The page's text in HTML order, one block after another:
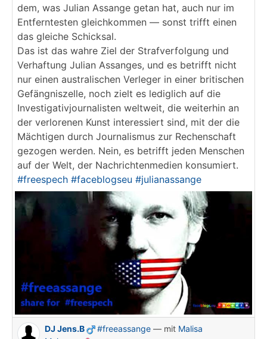
dem, was Julian Assange getan hat, auch nur im
Entferntesten gleichkommen — sonst trifft einen
das gleiche Schicksal.
Das ist das wahre Ziel der Strafverfolgung und
Verhaftung Julian Assanges, und es betrifft nicht
nur einen australischen Verleger in einer britischen
Gefängniszelle, noch zielt es lediglich auf die
Investigativjournalisten weltweit, die weiterhin an
der verlorenen Kunst interessiert sind, mit der die
Mächtigen durch Journalismus zur Rechenschaft
gezogen werden. Nein, es betrifft jeden Menschen
auf der Welt, der Nachrichtenmedien konsumiert.
#freespech #faceblogseu #julianassange
DJ Jens.B #freeassange — mit Malisa